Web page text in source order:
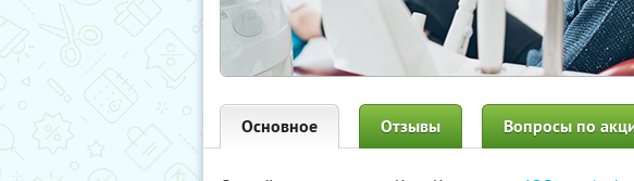
Основное Отзывы Вопросы по